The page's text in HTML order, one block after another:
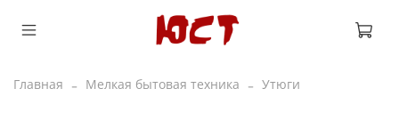
Главная Мелкая бытовая техника Утюги